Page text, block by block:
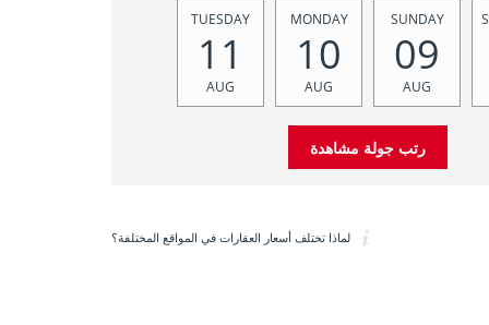
SUNDAY
09
AUG
MONDAY
10
AUG
TUESDAY
11
AUG
لماذا تختلف أسعار العقارات في المواقع المختلفة؟